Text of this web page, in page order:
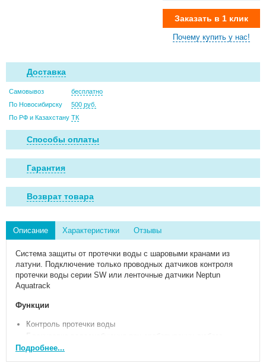
Заказать в 1 клик
Почему купить у нас!
Доставка
Самовывоз
бесплатно
По Новосибирску
500 руб.
По РФ и Казахстану ТК
Способы оплаты
Гарантия
Возврат товара
Описание Характеристики Отзывы
Система защиты от протечки воды с шаровыми кранами из
латуни. Подключение только проводных датчиков контроля
протечки воды серии SW или ленточные датчики Neptun
Aquatrack
Функции
Контроль протечки воды
Блокировка водоснабжения при срабатывании любого
датчика
Подробнее...